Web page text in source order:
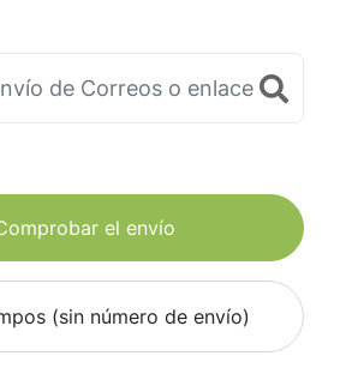
el envío
(sin número de envío)